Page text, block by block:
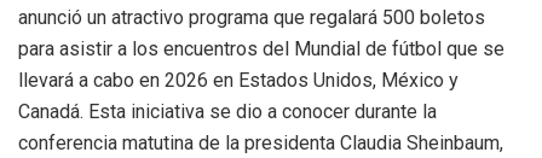
anunció un atractivo programa que regalará 500 boletos
para asistir a los encuentros del Mundial de fútbol que se
llevará a cabo en 2026 en Estados Unidos, México y
Canadá. Esta iniciativa se dio a conocer durante la
conferencia matutina de la presidenta Claudia Sheinbaum,